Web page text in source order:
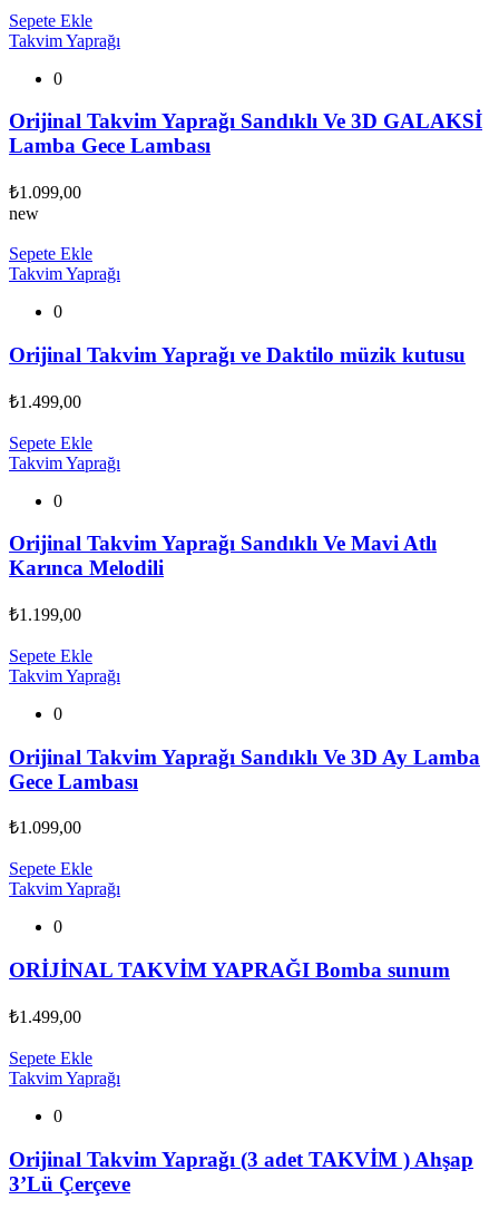
Sepete Ekle
Takvim Yaprağı
0
Orijinal Takvim Yaprağı Sandıklı Ve 3D GALAKSİ
Lamba Gece Lambası
₺1.099,00
new
Sepete Ekle
Takvim Yaprağı
0
Orijinal Takvim Yaprağı ve Daktilo müzik kutusu
₺1.499,00
Sepete Ekle
Takvim Yaprağı
0
Orijinal Takvim Yaprağı Sandıklı Ve Mavi Atlı
Karınca Melodili
₺1.199,00
Sepete Ekle
Takvim Yaprağı
0
Orijinal Takvim Yaprağı Sandıklı Ve 3D Ay Lamba
Gece Lambası
₺1.099,00
Sepete Ekle
Takvim Yaprağı
0
ORİJİNAL TAKVİM YAPRAĞI Bomba sunum
₺1.499,00
Sepete Ekle
Takvim Yaprağı
0
Orijinal Takvim Yaprağı (3 adet TAKVİM ) Ahşap
3’Lü Çerçeve